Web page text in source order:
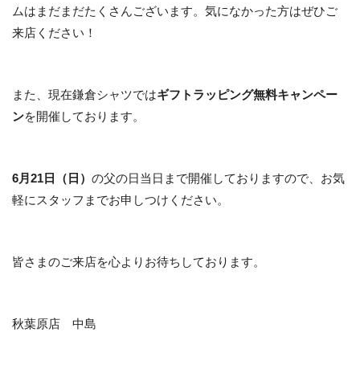
ムはまだまだたくさんございます。気になかった方はぜひご
来店ください！
また、現在鎌倉シャツではギフトラッピング無料キャンペー
ンを開催しております。
6月21日（日） の父の日当日まで開催しておりますので、お気
軽にスタッフまでお申しつけください。
皆さまのご来店を心よりお待ちしております。
秋葉原店 中島